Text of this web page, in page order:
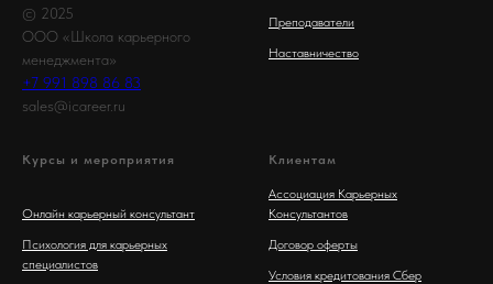
© 2025
ООО «Школа карьерного
менеджмента»
+7 991 898 86 83
sales@icareer.ru
Преподаватели
Наставничество
Курсы и мероприятия
Онлайн карьерный консультант
Психология для карьерных
специалистов
Клиентам
Ассоциация Карьерных
Консультантов
Договор оферты
Условия кредитования Сбер